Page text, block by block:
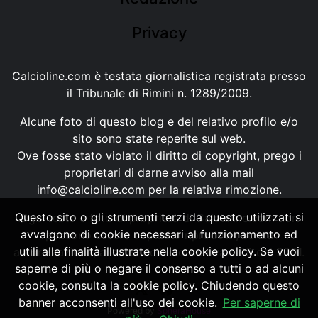
Privacy
Calcioline.com è testata giornalistica registrata presso
il Tribunale di Rimini n. 1289/2009.
Alcune foto di questo blog e del relativo profilo e/o
sito sono state reperite sul web.
Ove fosse stato violato il diritto di copyright, prego i
proprietari di darne avviso alla mail
info@calcioline.com per la relativa rimozione.
Ogni testo e foto di proprietà di Calcioline.com non
possono essere copiati o riprodotti, senza
autorizzazione, ai sensi della normativa n.29 del 2001.
Powered by SpheraHouse
Questo sito o gli strumenti terzi da questo utilizzati si
avvalgono di cookie necessari al funzionamento ed
utili alle finalità illustrate nella cookie policy. Se vuoi
saperne di più o negare il consenso a tutti o ad alcuni
cookie, consulta la cookie policy. Chiudendo questo
banner acconsenti all'uso dei cookie. Per saperne di